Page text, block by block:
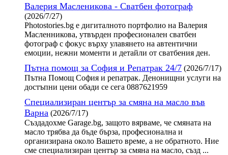
Валерия Масленикова - Сватбен фотограф
(2026/7/27)
Photostories.bg е дигиталното портфолио на Валерия
Масленникова, утвърден професионален сватбен
фотограф с фокус върху улавянето на автентични
емоции, нежни моменти и детайли от сватбения ден.
Пътна помощ за София и Репатрак 24/7 (2026/7/17)
Пътна Помощ София и репатрак. Денонищни услуги на
достъпни цени обади се сега 0887621959
Специализиран център за смяна на масло във
Варна (2026/7/17)
Създадохме Garage.bg, защото вярваме, че смяната на
масло трябва да бъде бърза, професионална и
организирана около Вашето време, а не обратното. Ние
сме специализиран център за смяна на масло, създ ...